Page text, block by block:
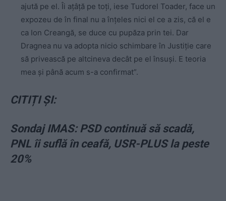
ajută pe el. Îi aţâţă pe toţi, iese Tudorel Toader, face un
expozeu de în final nu a înţeles nici el ce a zis, că el e
ca Ion Creangă, se duce cu pupăza prin tei. Dar
Dragnea nu va adopta nicio schimbare în Justiţie care
să privească pe altcineva decât pe el însuşi. E teoria
mea şi până acum s-a confirmat”.
CITIȚI ȘI:
Sondaj IMAS: PSD continuă să scadă,
PNL îi suflă în ceafă, USR-PLUS la peste
20%